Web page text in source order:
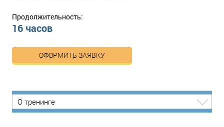
Продолжительность:
16 часов
ОФОРМИТЬ ЗАЯВКУ
О тренинге